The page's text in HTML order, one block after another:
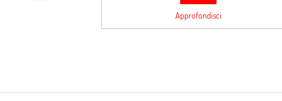
Approfondisci